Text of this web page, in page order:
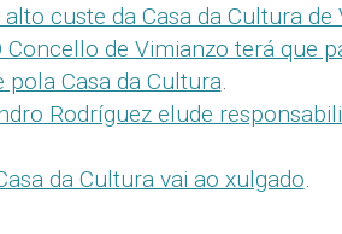
alto custe da Casa da Cultura de
Concello de Vimianzo terá que
pola Casa da Cultura.
Rodríguez elude
da Cultura vai ao xulgado.